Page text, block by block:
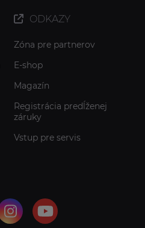
ODKAZY
Zóna pre partnerov
E-shop
Magazín
Registrácia predĺženej
záruky
Vstup pre servis